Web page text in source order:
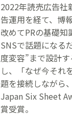
2022年読売広告社
告運用を経て、博
改めてPRの基礎知
SNSで話題になる
度変容”まで設計
し、「なぜ今それ
題を接続しながら
Japan Six Sheet
賞受賞。